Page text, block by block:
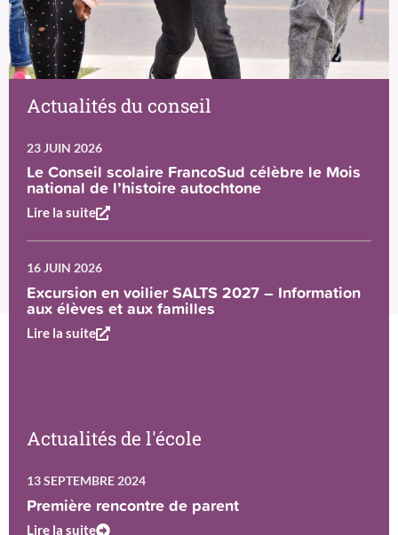
Actualités du conseil
23 JUIN 2026
Le Conseil scolaire FrancoSud célèbre le Mois
national de l’histoire autochtone
Lire la suite
16 JUIN 2026
Excursion en voilier SALTS 2027 – Information
aux élèves et aux familles
Lire la suite
Actualités de l'école
13 SEPTEMBRE 2024
Première rencontre de parent
Lire la suite